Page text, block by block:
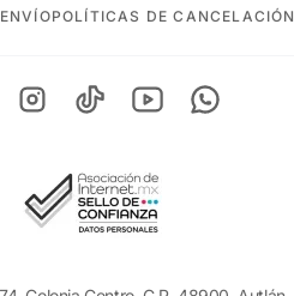
POLÍTICAS DE CANCELACIÓN